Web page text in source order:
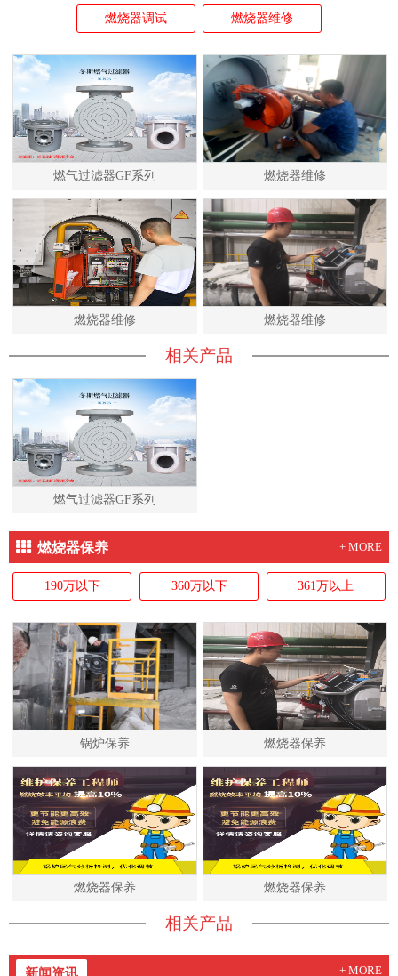
燃烧器调试 燃烧器维修
燃气过滤器GF系列 燃烧器维修
燃烧器维修 燃烧器维修
相关产品
燃气过滤器GF系列
燃烧器保养 + MORE
190万以下 360万以下 361万以上
锅炉保养 燃烧器保养
燃烧器保养 燃烧器保养
相关产品
新闻资讯 + MORE